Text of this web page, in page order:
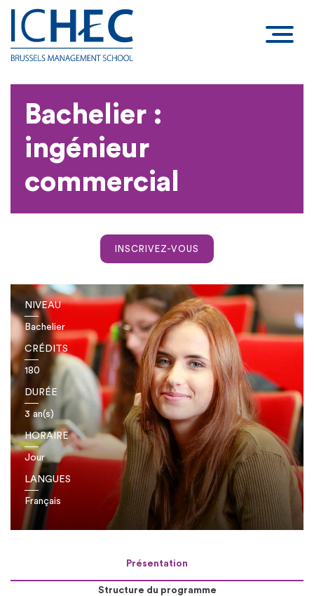
Bachelier :
ingénieur
commercial
INSCRIVEZ-VOUS
NIVEAU
Bachelier
CRÉDITS
180
DURÉE
3 an(s)
HORAIRE
Jour
LANGUES
Français
Présentation
Structure du programme